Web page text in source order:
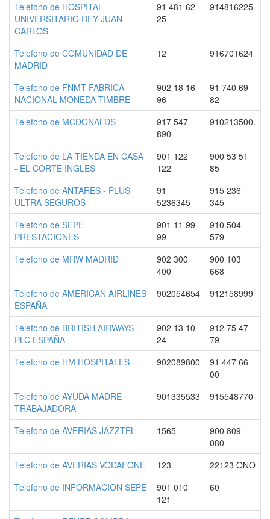
Telefono de HOSPITAL
UNIVERSITARIO REY JUAN
CARLOS
91 481 62
25
914816225
Telefono de COMUNIDAD DE
MADRID
12 916701624
Telefono de FNMT FABRICA
NACIONAL MONEDA TIMBRE
902 18 16
96
91 740 69
82
Telefono de MCDONALDS
917 547
890
910213500.
Telefono de LA TIENDA EN CASA
- EL CORTE INGLES
901 122
122
900 53 51
85
Telefono de ANTARES - PLUS
ULTRA SEGUROS
91
5236345
915 236
345
Telefono de SEPE
PRESTACIONES
901 11 99
99
910 504
579
Telefono de MRW MADRID
902 300
400
900 103
668
Telefono de AMERICAN AIRLINES
ESPAÑA
902054654 912158999
Telefono de BRITISH AIRWAYS
PLC ESPAÑA
902 13 10
24
912 75 47
79
Telefono de HM HOSPITALES
902089800
91 447 66
00
Telefono de AYUDA MADRE
TRABAJADORA
901335533 915548770
Telefono de AVERIAS JAZZTEL 1565
900 809
080
Telefono de AVERIAS VODAFONE
123
22123 ONO
Telefono de INFORMACION SEPE
901 010
121
60